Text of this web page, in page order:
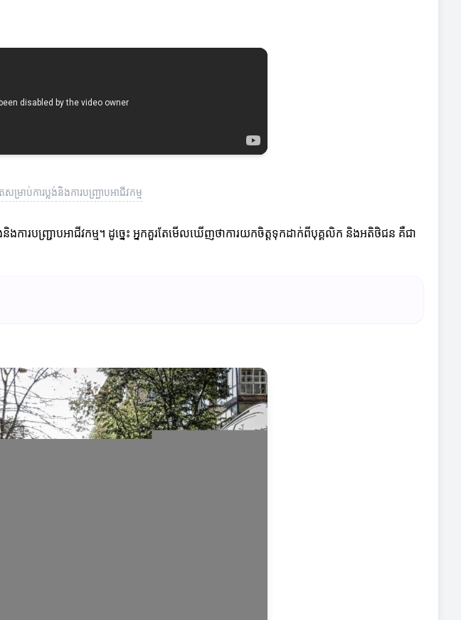
ាប់ការប្លង់និងការបញ្ជ្រាបអាជីវកម្ម
របញ្ជ្រាបអាជីវកម្ម។ ដូច្នេះ អ្នកគួរតែមើលឃើញថាការយកចិត្តទុកដាក់ពីបុគ្គលិក និងអតិថិជន គឺជា